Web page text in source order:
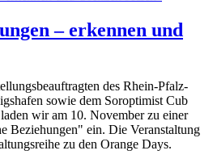
– erkennen und
des Rhein-Pfalz-
sowie dem Soroptimist Cub
wir am 10. November zu einer
Beziehungen" ein. Die Veranstaltung
zu den Orange Days.